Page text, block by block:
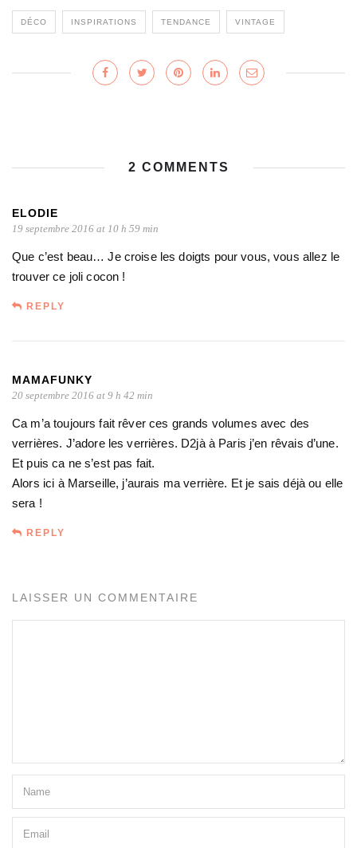
DÉCO INSPIRATIONS TENDANCE VINTAGE
2 COMMENTS
ELODIE
19 septembre 2016 at 10 h 59 min
Que c’est beau… Je croise les doigts pour vous, vous allez le
trouver ce joli cocon !
REPLY
MAMAFUNKY
20 septembre 2016 at 9 h 42 min
Ca m’a toujours fait rêver ces grands volumes avec des
verrières. J’adore les verrières. D2jà à Paris j’en rêvais d’une.
Et puis ca ne s’est pas fait.
Alors ici à Marseille, j’aurais ma verrière. Et je sais déjà ou elle
sera !
REPLY
LAISSER UN COMMENTAIRE